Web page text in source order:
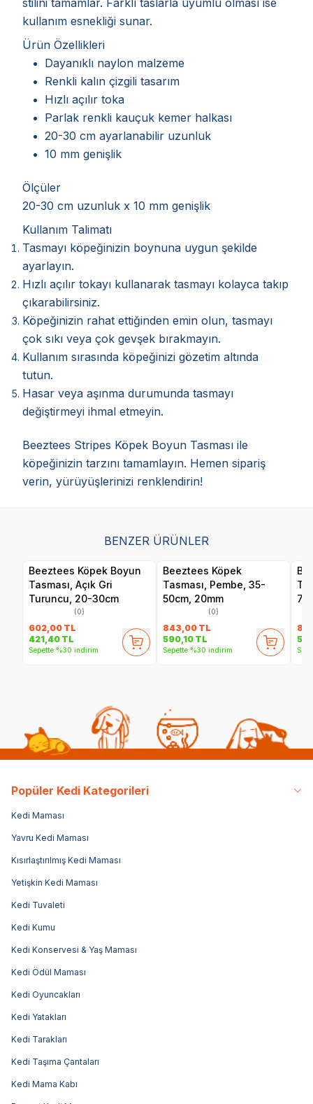
kullanım esnekliği sunar.
Ürün Özellikleri
Dayanıklı naylon malzeme
Renkli kalın çizgili tasarım
Hızlı açılır toka
Parlak renkli kauçuk kemer halkası
20-30 cm ayarlanabilir uzunluk
10 mm genişlik
Ölçüler
20-30 cm uzunluk x 10 mm genişlik
Kullanım Talimatı
Tasmayı köpeğinizin boynuna uygun şekilde
ayarlayın.
Hızlı açılır tokayı kullanarak tasmayı kolayca takıp
çıkarabilirsiniz.
Köpeğinizin rahat ettiğinden emin olun, tasmayı
çok sıkı veya çok gevşek bırakmayın.
Kullanım sırasında köpeğinizi gözetim altında
tutun.
Hasar veya aşınma durumunda tasmayı
değiştirmeyi ihmal etmeyin.
Beeztees Stripes Köpek Boyun Tasması ile
köpeğinizin tarzını tamamlayın. Hemen sipariş
verin, yürüyüşlerinizi renklendirin!
BENZER ÜRÜNLER
Beeztees Köpek Boyun
Tasması, Açık Gri
Turuncu, 20-30cm
(0)
602,00 TL
421,40 TL
Sepette %30 indirim
Beeztees Köpek
Tasması, Pembe, 35-
50cm, 20mm
(0)
843,00 TL
590,10 TL
Sepette %30 indirim
Popüler Kedi Kategorileri
Kedi Maması
Yavru Kedi Maması
Kısırlaştırılmış Kedi Maması
Yetişkin Kedi Maması
Kedi Tuvaleti
Kedi Kumu
Kedi Konservesi & Yaş Maması
Kedi Ödül Maması
Kedi Oyuncakları
Kedi Yatakları
Kedi Tarakları
Kedi Taşıma Çantaları
Kedi Mama Kabı